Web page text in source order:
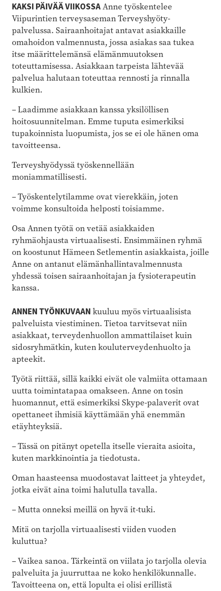
KAKSI PÄIVÄÄ VIIKOSSAAnne työskentelee
Viipurintien terveysaseman Terveyshyöty-
palvelussa. Sairaanhoitajat antavat asiakkaille
omahoidon valmennusta, jossa asiakas saa tukea
itse määrittelemänsä elämänmuutoksen
toteuttamisessa. Asiakkaan tarpeista lähtevää
palvelua halutaan toteuttaa rennosti ja rinnalla
kulkien.
– Laadimme asiakkaan kanssa yksilöllisen
hoitosuunnitelman. Emme tuputa esimerkiksi
tupakoinnista luopumista, jos se ei ole hänen oma
tavoitteensa.
Terveyshyödyssä työskennellään
moniammatillisesti.
– Työskentelytilamme ovat vierekkäin, joten
voimme konsultoida helposti toisiamme.
Osa Annen työtä on vetää asiakkaiden
ryhmäohjausta virtuaalisesti. Ensimmäinen ryhmä
on koostunut Hämeen Setlementin asiakkaista, joille
Anne on antanut elämänhallintavalmennusta
yhdessä toisen sairaanhoitajan ja fysioterapeutin
kanssa.
ANNEN TYÖNKUVAAN kuuluu myös virtuaalisista
palveluista viestiminen. Tietoa tarvitsevat niin
asiakkaat, terveydenhuollon ammattilaiset kuin
sidosryhmätkin, kuten kouluterveydenhuolto ja
apteekit.
Työtä riittää, sillä kaikki eivät ole valmiita ottamaan
uutta toimintatapaa omakseen. Anne on tosin
huomannut, että esimerkiksi Skype-palaverit ovat
opettaneet ihmisiä käyttämään yhä enemmän
etäyhteyksiä.
– Tässä on pitänyt opetella itselle vieraita asioita,
kuten markkinointia ja tiedotusta.
Oman haasteensa muodostavat laitteet ja yhteydet,
jotka eivät aina toimi halutulla tavalla.
– Mutta onneksi meillä on hyvä it-tuki.
Mitä on tarjolla virtuaalisesti viiden vuoden
kuluttua?
– Vaikea sanoa. Tärkeintä on viilata jo tarjolla olevia
palveluita ja juurruttaa ne koko henkilökunnalle.
Tavoitteena on, että lopulta ei olisi erillistä